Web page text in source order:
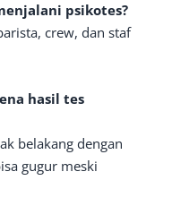
psikotes?
crew, dan staf
hasil tes
belakang dengan
gugur meski